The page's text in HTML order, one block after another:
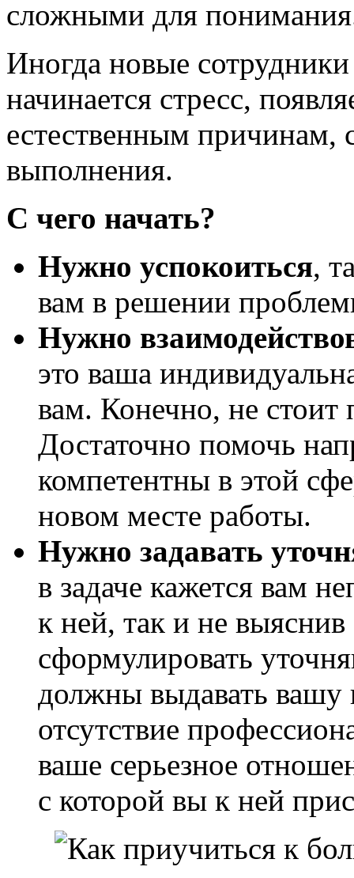
сложными для
Иногда новые
начинается стресс,
естественным причинам,
выполнения.
С чего начать?
Нужно успокоиться,
вам в решении
Нужно
это ваша
вам. Конечно, не стоит
Достаточно помочь
компетентны в этой
новом месте работы.
Нужно задавать
в задаче кажется вам
к ней, так и не выяснив
сформулировать
должны выдавать вашу
отсутствие
ваше серьезное
с которой вы к ней